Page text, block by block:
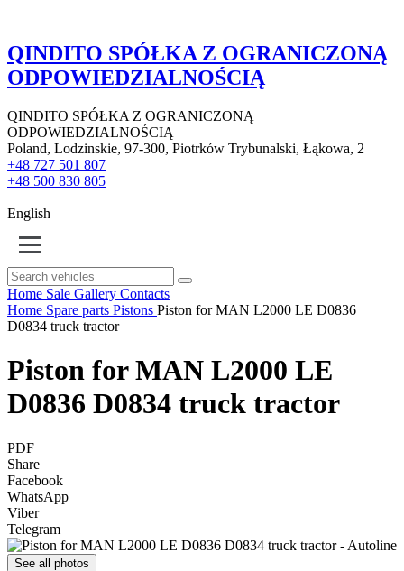
QINDITO SPÓŁKA Z OGRANICZONĄ
ODPOWIEDZIALNOŚCIĄ
QINDITO SPÓŁKA Z OGRANICZONĄ
ODPOWIEDZIALNOŚCIĄ
Poland, Lodzinskie, 97-300, Piotrków Trybunalski, Łąkowa, 2
+48 727 501 807
+48 500 830 805
English
Home Sale Gallery Contacts
Home Spare parts Pistons Piston for MAN L2000 LE D0836
D0834 truck tractor
Piston for MAN L2000 LE
D0836 D0834 truck tractor
PDF
Share
Facebook
WhatsApp
Viber
Telegram
See all photos